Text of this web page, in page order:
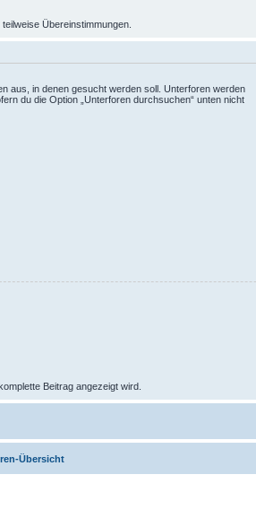
Übereinstimmungen.
aus, in denen gesucht werden soll. Unterforen werden
du die Option „Unterforen durchsuchen“ unten nicht
Beitrag angezeigt wird.
Übersicht